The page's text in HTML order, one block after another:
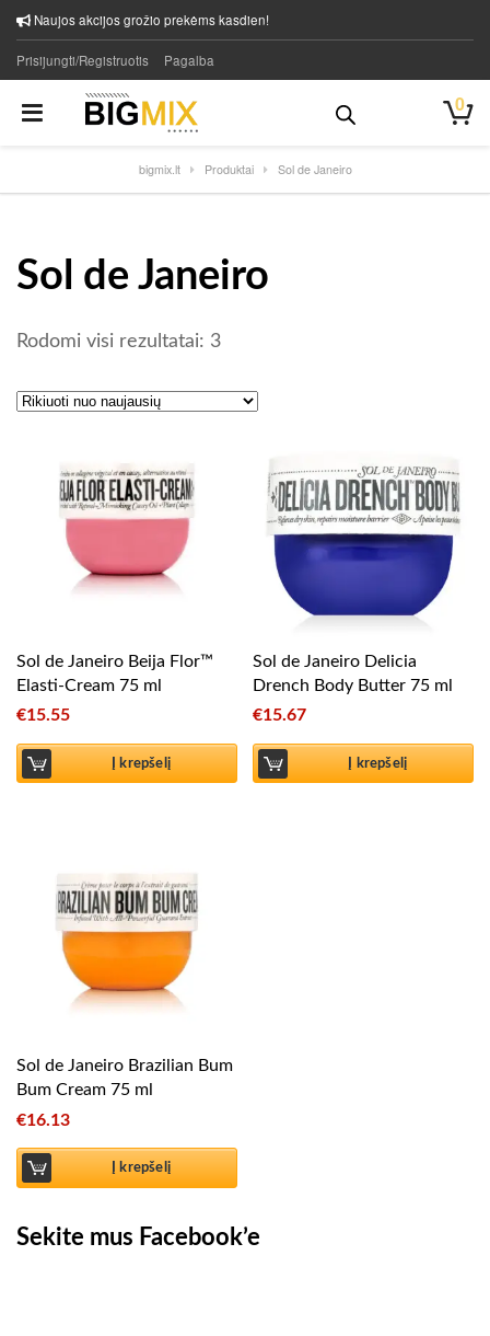
Naujos akcijos grožio prekėms kasdien!
Prisijungti/Registruotis Pagalba
0
bigmix.lt Produktai Sol de Janeiro
Sol de Janeiro
Rodomi visi rezultatai: 3Rūšiuojama pagal naujausią
Sol de Janeiro Beija Flor™
Elasti-Cream 75 ml
€15.55
Į krepšelį
Sol de Janeiro Delicia
Drench Body Butter 75 ml
€15.67
Į krepšelį
Sol de Janeiro Brazilian Bum
Bum Cream 75 ml
€16.13
Į krepšelį
Sekite mus Facebook’e